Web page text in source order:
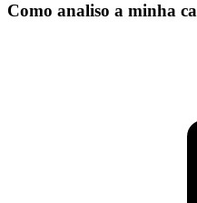
Como analiso a minha